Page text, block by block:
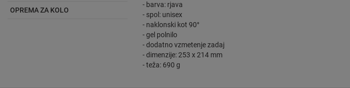
OPREMA ZA KOLO
- barva: rjava
- spol: unisex
- naklonski kot 90°
- gel polnilo
- dodatno vzmetenje zadaj
- dimenzije: 253 x 214 mm
- teža: 690 g